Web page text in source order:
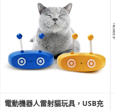
電動機器人雷射貓玩具，USB充